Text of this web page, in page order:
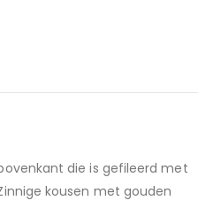
die is gefileerd met
kousen met gouden